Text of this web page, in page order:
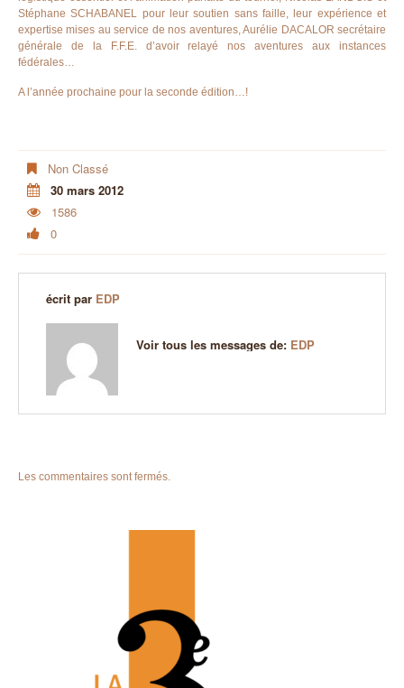
Stéphane SCHABANEL pour leur soutien sans faille, leur expérience et
expertise mises au service de nos aventures, Aurélie DACALOR secrétaire
générale de la F.F.E. d’avoir relayé nos aventures aux instances
fédérales…
A l’année prochaine pour la seconde édition…!
Non Classé
30 mars 2012
1586
0
écrit par EDP
Voir tous les messages de: EDP
Les commentaires sont fermés.